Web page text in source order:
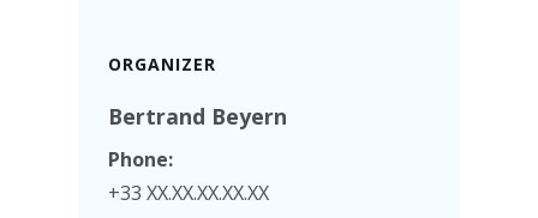
ORGANIZER
Bertrand Beyern
Phone:
+33 XX.XX.XX.XX.XX